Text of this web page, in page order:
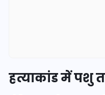
हत्याकांड में पशु